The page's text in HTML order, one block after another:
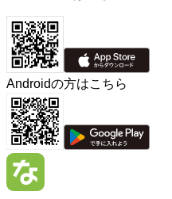
Androidの方はこちら